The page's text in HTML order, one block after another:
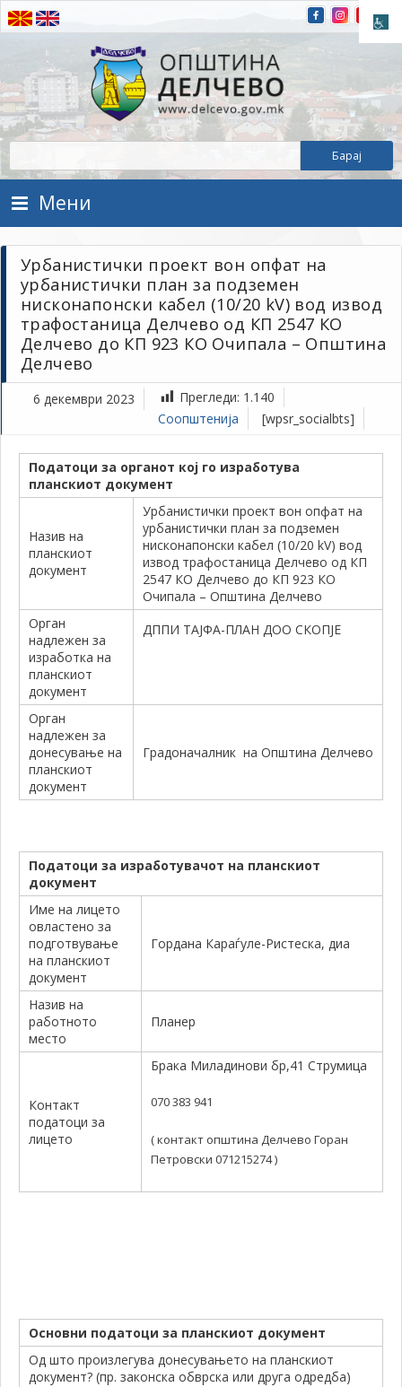
Прескокнете на содржината
Општина Делчево
Општина Делчево
Мени
Урбанистички проект вон опфат на
урбанистички план за подземен
нисконапонски кабел (10/20 kV) вод извод
трафостаница Делчево од КП 2547 КО
Делчево до КП 923 КО Очипала – Општина
Делчево
6 декември 2023 Прегледи: 1.140
Соопштенија
[wpsr_socialbts]
Податоци за органот кој го изработува
планскиот документ
Назив на
планскиот
документ
Урбанистички проект вон опфат на
урбанистички план за подземен
нисконапонски кабел (10/20 kV) вод
извод трафостаница Делчево од КП
2547 КО Делчево до КП 923 КО
Очипала – Општина Делчево
Орган
надлежен за
изработка на
планскиот
документ
ДППИ ТАЈФА-ПЛАН ДОО СКОПЈЕ
Орган
надлежен за
донесување на
планскиот
документ
Градоначалник на Општина Делчево
Податоци за изработувачот на планскиот
документ
Име на лицето
овластено за
подготвување
на планскиот
документ
Гордана Караѓуле-Ристеска, диа
Назив на
работното
место
Планер
Контакт
податоци за
лицето
Брака Миладинови бр,41 Струмица
070 383 941
( контакт општина Делчево Горан
Петровски 071215274 )
Основни податоци за планскиот документ
Од што произлегува донесувањето на планскиот
документ? (пр. законска обврска или друга одредба)